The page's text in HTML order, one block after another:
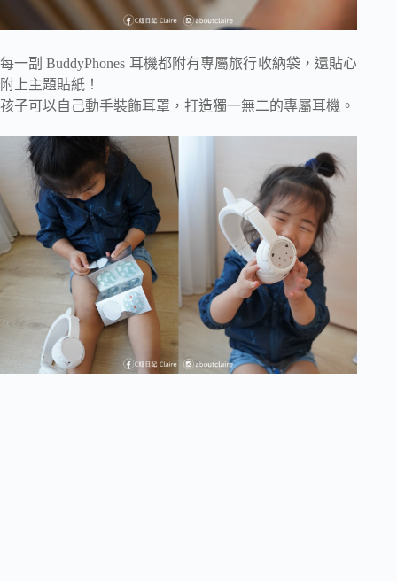
每一副 BuddyPhones 耳機都附有專屬旅行收納袋，還貼心
附上主題貼紙！
孩子可以自己動手裝飾耳罩，打造獨一無二的專屬耳機。